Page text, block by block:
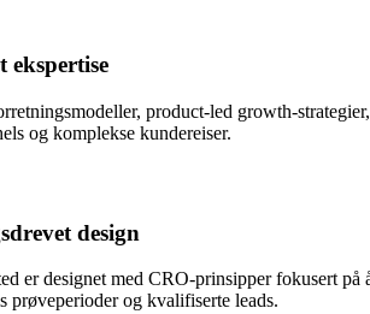
ekspertise
product-led growth-strategier,
og komplekse kundereiser.
design
er designet med CRO-prinsipper fokusert på
prøveperioder og kvalifiserte leads.